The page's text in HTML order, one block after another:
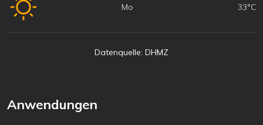
Mo 33°C
Datenquelle: DHMZ
Anwendungen